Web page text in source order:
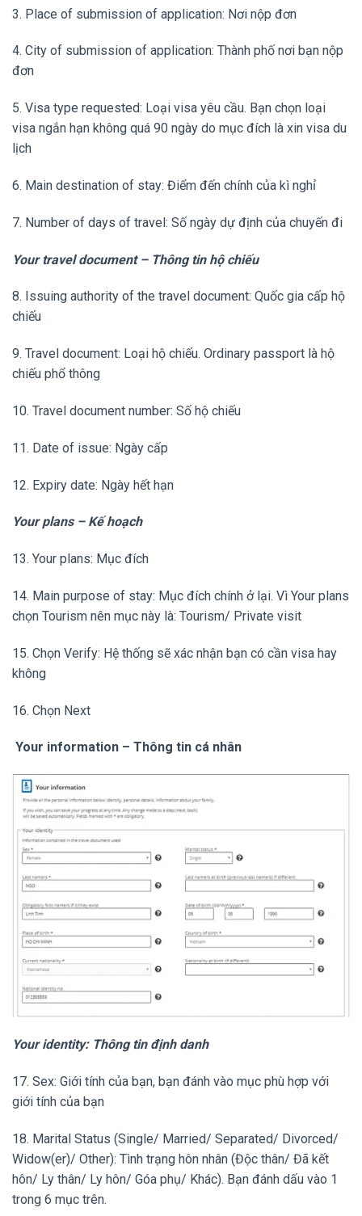
3. Place of submission of application: Nơi nộp đơn
4. City of submission of application: Thành phố nơi bạn nộp
đơn
5. Visa type requested: Loại visa yêu cầu. Bạn chọn loại
visa ngắn hạn không quá 90 ngày do mục đích là xin visa du
lịch
6. Main destination of stay: Điểm đến chính của kì nghỉ
7. Number of days of travel: Số ngày dự định của chuyến đi
Your travel document – Thông tin hộ chiếu
8. Issuing authority of the travel document: Quốc gia cấp hộ
chiếu
9. Travel document: Loại hộ chiếu. Ordinary passport là hộ
chiếu phổ thông
10. Travel document number: Số hộ chiếu
11. Date of issue: Ngày cấp
12. Expiry date: Ngày hết hạn
Your plans – Kế hoạch
13. Your plans: Mục đích
14. Main purpose of stay: Mục đích chính ở lại. Vì Your plans
chọn Tourism nên mục này là: Tourism/ Private visit
15. Chọn Verify: Hệ thống sẽ xác nhận bạn có cần visa hay
không
16. Chọn Next
Your information – Thông tin cá nhân
Your identity: Thông tin định danh
17. Sex: Giới tính của bạn, bạn đánh vào mục phù hợp với
giới tính của bạn
18. Marital Status (Single/ Married/ Separated/ Divorced/
Widow(er)/ Other): Tình trạng hôn nhân (Độc thân/ Đã kết
hôn/ Ly thân/ Ly hôn/ Góa phụ/ Khác). Bạn đánh dấu vào 1
trong 6 mục trên.